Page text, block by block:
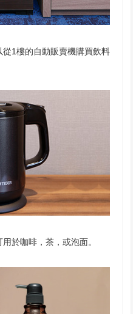
1樓的自動販賣機購買飲料
於咖啡，茶，或泡面。